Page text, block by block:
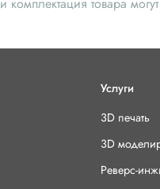
комплектация товара
Услуги
3D печать
3D
Реверс-